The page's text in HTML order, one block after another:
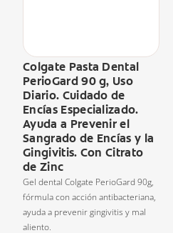
Colgate Pasta Dental
PerioGard 90 g, Uso
Diario. Cuidado de
Encías Especializado.
Ayuda a Prevenir el
Sangrado de Encías y la
Gingivitis. Con Citrato
de Zinc
Gel dental Colgate PerioGard 90g,
fórmula con acción antibacteriana,
ayuda a prevenir gingivitis y mal
aliento.